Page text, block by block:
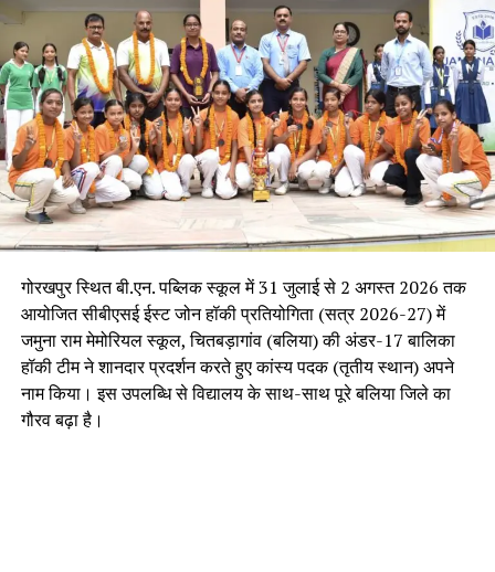
गोरखपुर स्थित बी.एन. पब्लिक स्कूल में 31 जुलाई से 2 अगस्त 2026 तक
आयोजित सीबीएसई ईस्ट जोन हॉकी प्रतियोगिता (सत्र 2026-27) में
जमुना राम मेमोरियल स्कूल, चितबड़ागांव (बलिया) की अंडर-17 बालिका
हॉकी टीम ने शानदार प्रदर्शन करते हुए कांस्य पदक (तृतीय स्थान) अपने
नाम किया। इस उपलब्धि से विद्यालय के साथ-साथ पूरे बलिया जिले का
गौरव बढ़ा है।